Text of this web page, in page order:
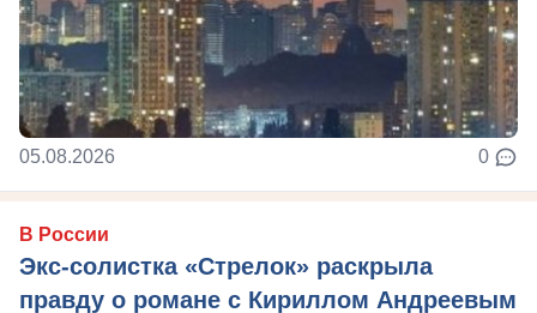
05.08.2026 0
В России
Экс-солистка «Стрелок» раскрыла
правду о романе с Кириллом Андреевым